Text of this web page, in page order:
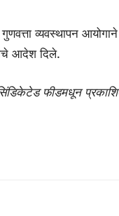
व्यवस्थापन आयोगाने
आदेश दिले.
सिंडिकेटेड फीडमधून